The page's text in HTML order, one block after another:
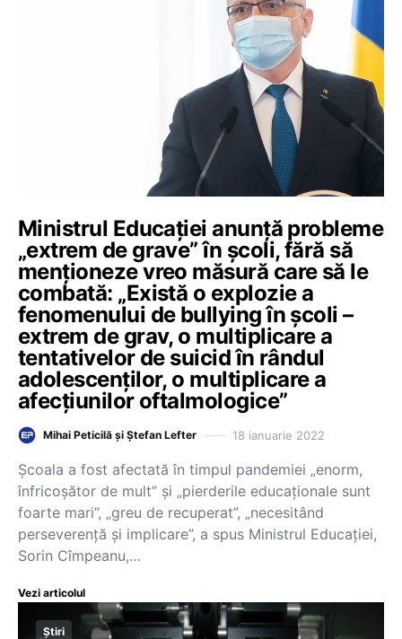
Ministrul Educației anunță probleme
„extrem de grave” în școli, fără să
menționeze vreo măsură care să le
combată: „Există o explozie a
fenomenului de bullying în școli –
extrem de grav, o multiplicare a
tentativelor de suicid în rândul
adolescenților, o multiplicare a
afecțiunilor oftalmologice”
Mihai Peticilă și Ștefan Lefter 18 ianuarie 2022
Școala a fost afectată în timpul pandemiei „enorm,
înfricoşător de mult” şi „pierderile educaţionale sunt
foarte mari”, „greu de recuperat”, „necesitând
perseverenţă şi implicare”, a spus Ministrul Educaţiei,
Sorin Cîmpeanu,…
Vezi articolul
Știri